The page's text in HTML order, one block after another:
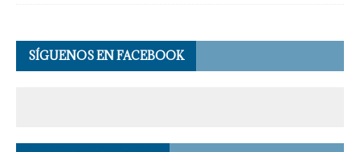
SÍGUENOS EN FACEBOOK